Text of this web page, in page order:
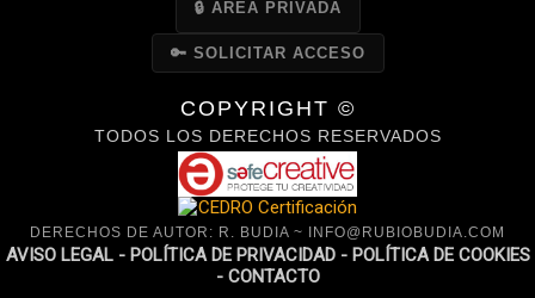
🔒 ÁREA PRIVADA
🔑 SOLICITAR ACCESO
COPYRIGHT ©
TODOS LOS DERECHOS RESERVADOS
DERECHOS DE AUTOR: R. BUDIA ~ INFO@RUBIOBUDIA.COM
AVISO LEGAL - POLÍTICA DE PRIVACIDAD - POLÍTICA DE COOKIES
- CONTACTO